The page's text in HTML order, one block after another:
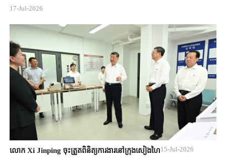
17-Jul-2026
លោក Xi Jinping ចុះត្រួតពិនិត្យការងារនៅក្រុងសៀងហៃ15-Jul-2026